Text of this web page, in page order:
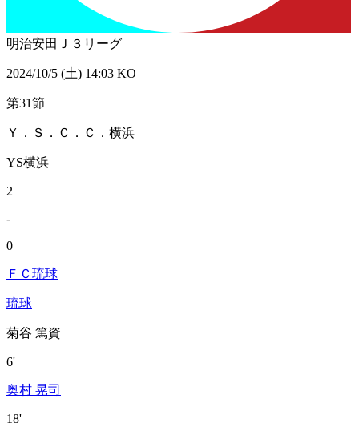
明治安田Ｊ３リーグ
2024/10/5 (土) 14:03 KO
第31節
Ｙ．Ｓ．Ｃ．Ｃ．横浜
YS横浜
2
-
0
ＦＣ琉球
琉球
菊谷 篤資
6'
奥村 晃司
18'